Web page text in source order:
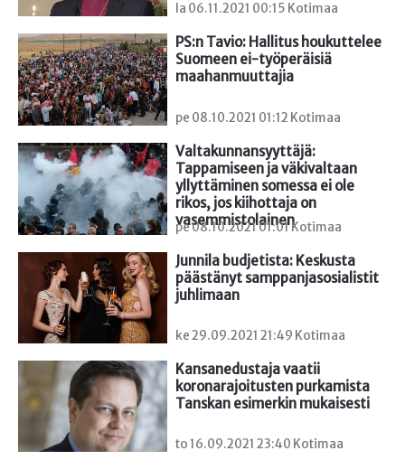
la 06.11.2021 00:15 Kotimaa
PS:n Tavio: Hallitus houkuttelee
Suomeen ei-työperäisiä
maahanmuuttajia
pe 08.10.2021 01:12 Kotimaa
Valtakunnansyyttäjä:
Tappamiseen ja väkivaltaan
yllyttäminen somessa ei ole
rikos, jos kiihottaja on
vasemmistolainen
pe 08.10.2021 01:01 Kotimaa
Junnila budjetista: Keskusta
päästänyt samppanjasosialistit
juhlimaan
ke 29.09.2021 21:49 Kotimaa
Kansanedustaja vaatii
koronarajoitusten purkamista
Tanskan esimerkin mukaisesti
to 16.09.2021 23:40 Kotimaa